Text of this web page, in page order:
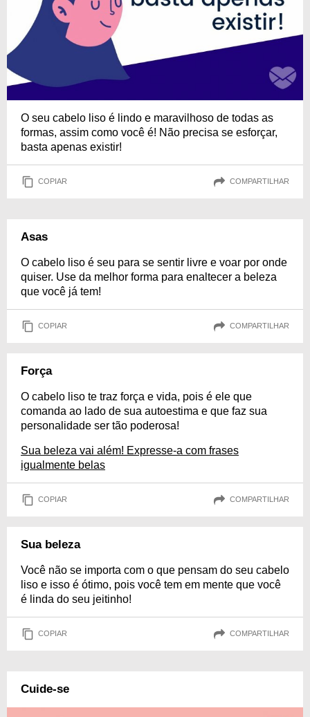
O seu cabelo liso é lindo e maravilhoso de todas as
formas, assim como você é! Não precisa se esforçar,
basta apenas existir!
COPIAR COMPARTILHAR
Asas
O cabelo liso é seu para se sentir livre e voar por onde
quiser. Use da melhor forma para enaltecer a beleza
que você já tem!
COPIAR COMPARTILHAR
Força
O cabelo liso te traz força e vida, pois é ele que
comanda ao lado de sua autoestima e que faz sua
personalidade ser tão poderosa!
Sua beleza vai além! Expresse-a com frases
igualmente belas
COPIAR COMPARTILHAR
Sua beleza
Você não se importa com o que pensam do seu cabelo
liso e isso é ótimo, pois você tem em mente que você
é linda do seu jeitinho!
COPIAR COMPARTILHAR
Cuide-se